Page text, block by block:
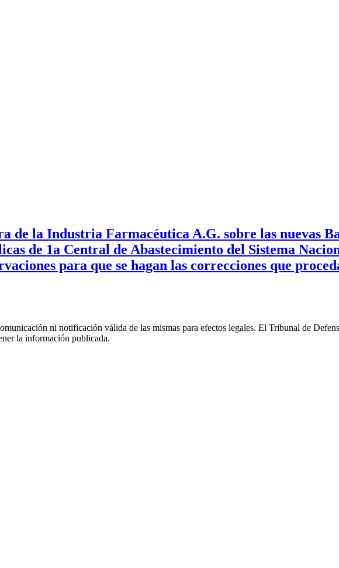
de la Industria Farmacéutica A.G. sobre las nuevas
de 1a Central de Abastecimiento del Sistema
para que se hagan las correcciones que
ni notificación válida de las mismas para efectos legales. El Tribunal de
la información publicada.